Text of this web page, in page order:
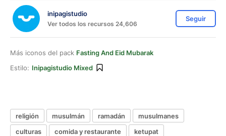
inipagistudio
Ver todos los recursos 24,606
Seguir
Más iconos del pack Fasting And Eid Mubarak
Estilo: Inipagistudio Mixed
religión musulmán ramadán
musulmanes
culturas
comida y restaurante
ketupat